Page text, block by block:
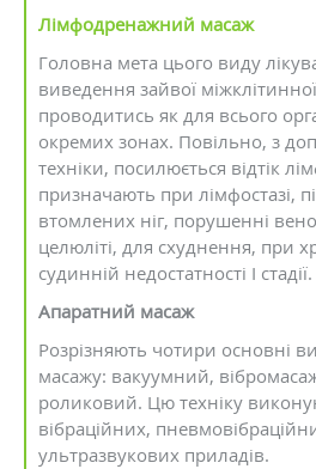
Лімфодренажний масаж
Головна мета цього виду
виведення зайвої
проводитись як для всього
окремих зонах. Повільно, з
техніки, посилюється відтік
призначають при лімфостазі,
втомлених ніг, порушенні
целюліті, для схуднення, при
судинній недостатності І стадії.
Апаратний масаж
Розрізняють чотири основні
масажу: вакуумний,
роликовий. Цю техніку
вібраційних,
ультразвукових приладів.